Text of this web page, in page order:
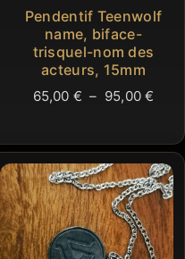
Pendentif Teenwolf
name, biface-
trisquel-nom des
acteurs, 15mm
65,00 € – 95,00€
prix :
à